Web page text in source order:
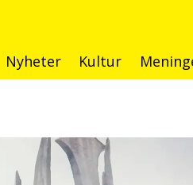
Nyheter Kultur